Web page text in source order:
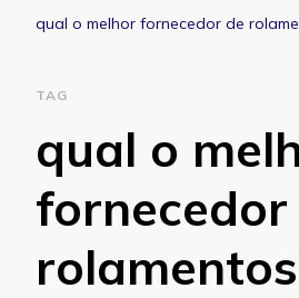
qual o melhor fornecedor de
TAG
qual o
fornecedor